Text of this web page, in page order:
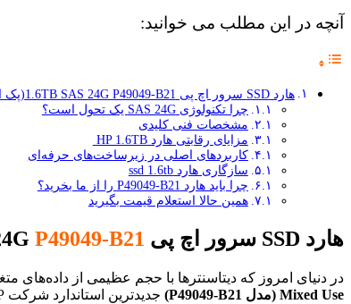
آنچه در این مطلب می خوانید:
هارد SSD سرور اچ پی 1.6TB SAS 24G P49049-B21(پک اصلی)
چرا تکنولوژی SAS 24G یک تحول است؟
مشخصات فنی کلیدی
مزایای رقابتی هارد HP 1.6TB
کاربردهای اصلی در زیرساخت‌های حرفه‌ای
سازگاری هارد ssd 1.6tb
چرا باید هارد P49049-B21 را از ما بخرید؟
همین حالا استعلام قیمت بگیرید
هارد SSD سرور اچ پی 1.6TB SAS 24G P49049-B21
در دنیای امروز که دیتاسنترها با حجم عظیمی از داده‌های
Mixed Use (مدل P49049-B21)
جدیدترین استاندارد شرکت HP برای سرورهای نسل جدید (G10 Plus و G11) است که مرزهای سرعت در پروتکل SAS را جابجا کرده است.